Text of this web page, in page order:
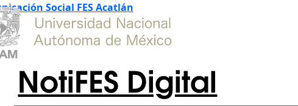
Social FES Acatlán
NotiFES Digital